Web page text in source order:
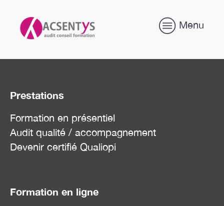
Menu
Prestations
Formation en présentiel
Audit qualité / accompagnement
Devenir certifié Qualiopi
Formation en ligne